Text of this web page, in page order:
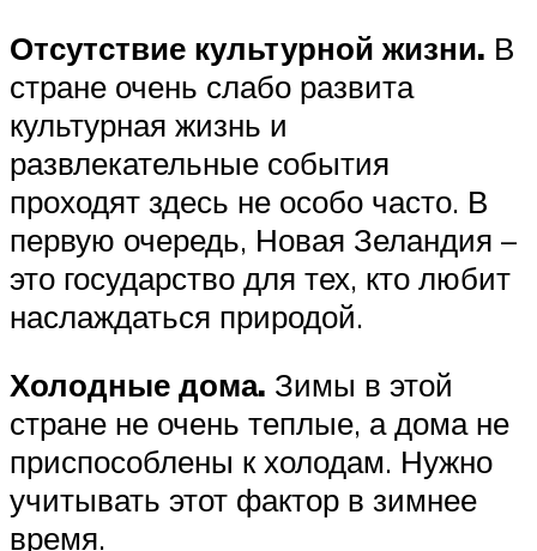
Отсутствие культурной жизни. В
стране очень слабо развита
культурная жизнь и
развлекательные события
проходят здесь не особо часто. В
первую очередь, Новая Зеландия –
это государство для тех, кто любит
наслаждаться природой.
Холодные дома. Зимы в этой
стране не очень теплые, а дома не
приспособлены к холодам. Нужно
учитывать этот фактор в зимнее
время.